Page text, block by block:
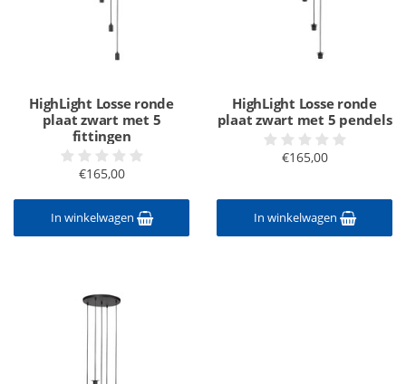
HighLight Losse ronde
plaat zwart met 5
fittingen
€165,00
In winkelwagen
HighLight Losse ronde
plaat zwart met 5 pendels
€165,00
In winkelwagen